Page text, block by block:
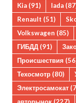
Kia (91) lada
Renault (51)
Volkswagen (85)
ГИБДД (91)
Происшествия
Техосмотр (80)
Электросамокат